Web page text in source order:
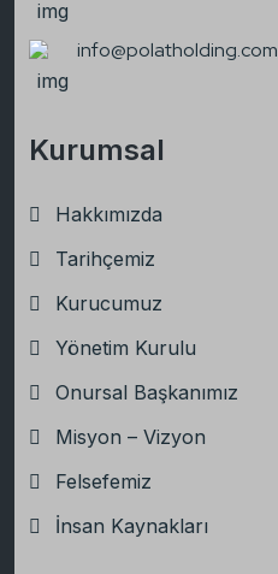
info@polatholding.com
Kurumsal
Hakkımızda
Tarihçemiz
Kurucumuz
Yönetim Kurulu
Onursal Başkanımız
Misyon – Vizyon
Felsefemiz
İnsan Kaynakları